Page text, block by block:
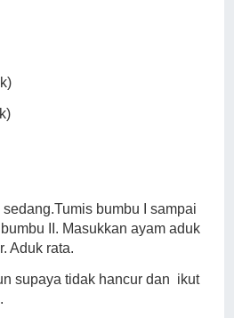
bumbu I sampai
II. Masukkan ayam aduk
Aduk rata.
supaya tidak hancur dan ikut